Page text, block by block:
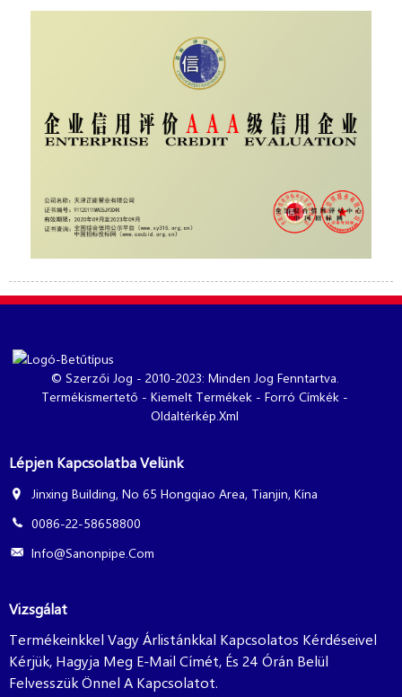
© Szerzői Jog - 2010-2023: Minden Jog Fenntartva.
Termékismertető -Kiemelt Termékek -Forró Címkék -
Oldaltérkép.xml
Lépjen Kapcsolatba Velünk
Jinxing Building, No 65 Hongqiao Area, Tianjin, Kína
0086-22-58658800
Info@sanonpipe.com
Vizsgálat
Termékeinkkel Vagy Árlistánkkal Kapcsolatos Kérdéseivel
Kérjük, Hagyja Meg E-Mail Címét, És 24 Órán Belül
Felvesszük Önnel A Kapcsolatot.